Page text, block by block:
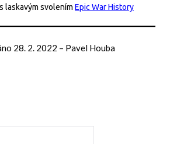
laskavým svolením Epic War History
28. 2. 2022 – Pavel Houba